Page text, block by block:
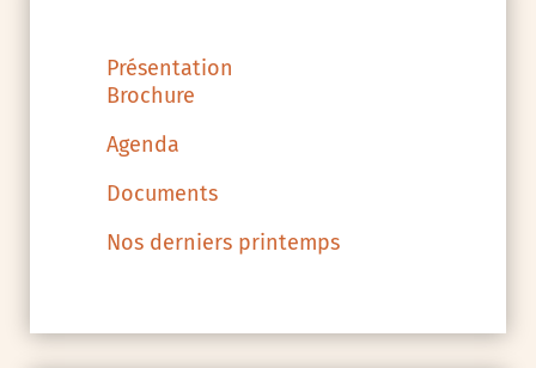
Présentation
Brochure
Agenda
Documents
Nos derniers printemps